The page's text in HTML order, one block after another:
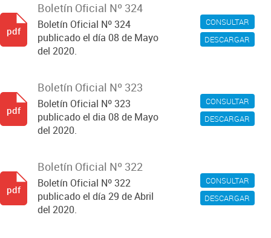
CONSULTAR
DESCARGAR
Boletín Oficial Nº 324
Boletín Oficial Nº 324
publicado el día 08 de Mayo
del 2020.
pdf
CONSULTAR
DESCARGAR
Boletín Oficial Nº 323
Boletín Oficial Nº 323
publicado el dia 08 de Mayo
del 2020.
pdf
CONSULTAR
DESCARGAR
Boletín Oficial Nº 322
Boletín Oficial Nº 322
publicado el día 29 de Abril
del 2020.
pdf